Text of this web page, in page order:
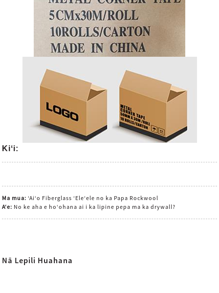
Kiʻi:
Ma mua: ʻAiʻo Fiberglass ʻEleʻele no ka Papa Rockwool
Aʻe: No ke aha e hoʻohana ai i ka lipine pepa ma ka drywall?
Nā Lepili Huahana